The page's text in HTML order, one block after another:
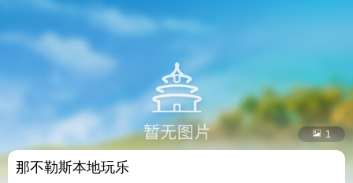
 1
那不勒斯本地玩乐